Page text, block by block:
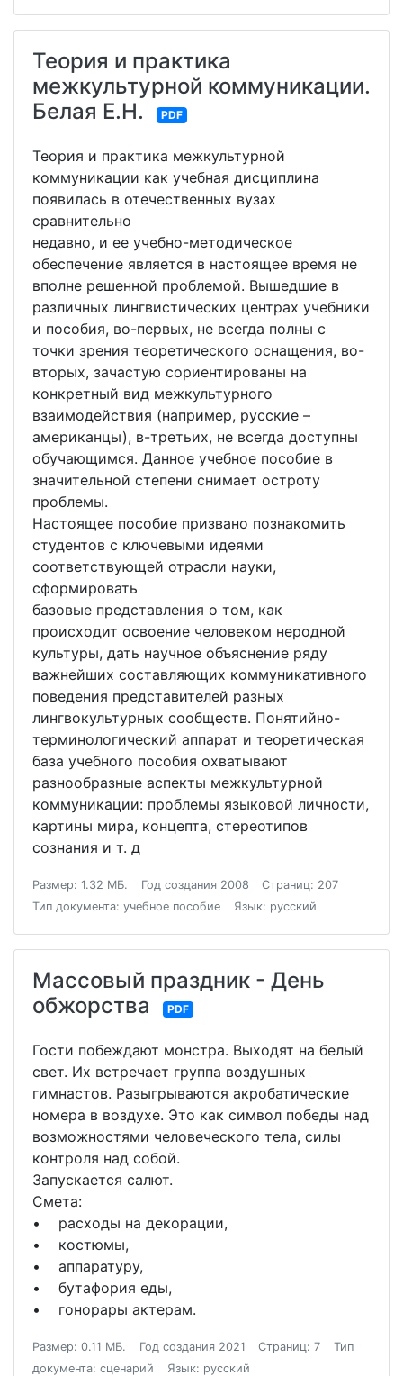
Теория и практика
межкультурной коммуникации.
Белая Е.Н.
PDF
Теория и практика межкультурной
коммуникации как учебная дисциплина
появилась в отечественных вузах
сравнительно
недавно, и ее учебно-методическое
обеспечение является в настоящее время не
вполне решенной проблемой. Вышедшие в
различных лингвистических центрах учебники
и пособия, во-первых, не всегда полны с
точки зрения теоретического оснащения, во-
вторых, зачастую сориентированы на
конкретный вид межкультурного
взаимодействия (например, русские –
американцы), в-третьих, не всегда доступны
обучающимся. Данное учебное пособие в
значительной степени снимает остроту
проблемы.
Настоящее пособие призвано познакомить
студентов с ключевыми идеями
соответствующей отрасли науки,
сформировать
базовые представления о том, как
происходит освоение человеком неродной
культуры, дать научное объяснение ряду
важнейших составляющих коммуникативного
поведения представителей разных
лингвокультурных сообществ. Понятийно-
терминологический аппарат и теоретическая
база учебного пособия охватывают
разнообразные аспекты межкультурной
коммуникации: проблемы языковой личности,
картины мира, концепта, стереотипов
сознания и т. д
Размер: 1.32 МБ. Год создания 2008
Страниц: 207
Тип документа: учебное пособие
Язык: русский
Массовый праздник - День
обжорства
PDF
Гости побеждают монстра. Выходят на белый
свет. Их встречает группа воздушных
гимнастов. Разыгрываются акробатические
номера в воздухе. Это как символ победы над
возможностями человеческого тела, силы
контроля над собой.
Запускается салют.
Смета:
• расходы на декорации,
• костюмы,
• аппаратуру,
• бутафория еды,
• гонорары актерам.
Размер: 0.11 МБ. Год создания 2021 Страниц: 7
Тип
документа: сценарий
Язык: русский